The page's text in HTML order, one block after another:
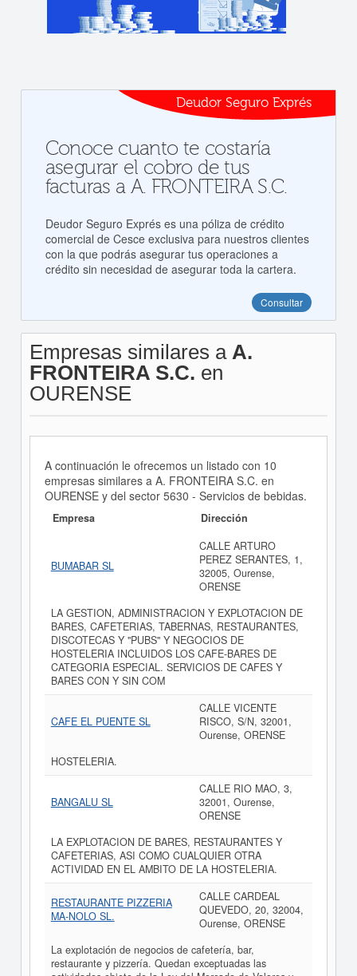
Deudor Seguro Exprés
Conoce cuanto te costaría
asegurar el cobro de tus
facturas a A. FRONTEIRA S.C.
Deudor Seguro Exprés es una póliza de crédito
comercial de Cesce exclusiva para nuestros clientes
con la que podrás asegurar tus operaciones a
crédito sin necesidad de asegurar toda la cartera.
Consultar
Empresas similares a A.
FRONTEIRA S.C. en
OURENSE
A continuación le ofrecemos un listado con 10
empresas similares a A. FRONTEIRA S.C. en
OURENSE y del sector 5630 - Servicios de bebidas.
Empresa Dirección
BUMABAR SL
CALLE ARTURO
PEREZ SERANTES, 1,
32005, Ourense,
ORENSE
LA GESTION, ADMINISTRACION Y EXPLOTACION DE
BARES, CAFETERIAS, TABERNAS, RESTAURANTES,
DISCOTECAS Y "PUBS" Y NEGOCIOS DE
HOSTELERIA INCLUIDOS LOS CAFE-BARES DE
CATEGORIA ESPECIAL. SERVICIOS DE CAFES Y
BARES CON Y SIN COM
CAFE EL PUENTE SL
CALLE VICENTE
RISCO, S/N, 32001,
Ourense, ORENSE
HOSTELERIA.
BANGALU SL
CALLE RIO MAO, 3,
32001, Ourense,
ORENSE
LA EXPLOTACION DE BARES, RESTAURANTES Y
CAFETERIAS, ASI COMO CUALQUIER OTRA
ACTIVIDAD EN EL AMBITO DE LA HOSTELERIA.
RESTAURANTE PIZZERIA
MA-NOLO SL.
CALLE CARDEAL
QUEVEDO, 20, 32004,
Ourense, ORENSE
La explotación de negocios de cafetería, bar,
restaurante y pizzería. Quedan exceptuadas las